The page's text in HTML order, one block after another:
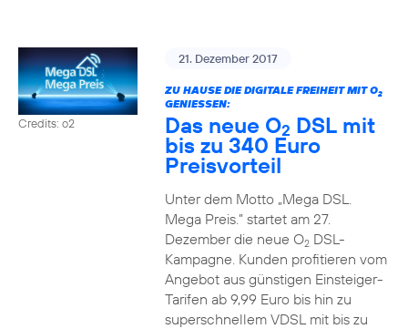
Credits: o2
21. Dezember 2017
ZU HAUSE DIE DIGITALE FREIHEIT MIT O2
GENIESSEN:
Das neue O2 DSL mit
bis zu 340 Euro
Preisvorteil
Unter dem Motto „Mega DSL.
Mega Preis.” startet am 27.
Dezember die neue O2DSL-
Kampagne. Kunden profitieren vom
Angebot aus günstigen Einsteiger-
Tarifen ab 9,99 Euro bis hin zu
superschnellem VDSL mit bis zu